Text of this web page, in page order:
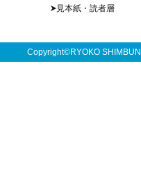
見本紙・読者層
Copyright©RYOKO